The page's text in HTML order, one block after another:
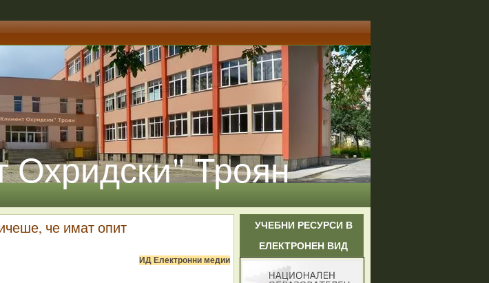
Троян
че имат опит
ИД Електронни медии
УЧЕБНИ РЕСУРСИ В
ЕЛЕКТРОНЕН ВИД